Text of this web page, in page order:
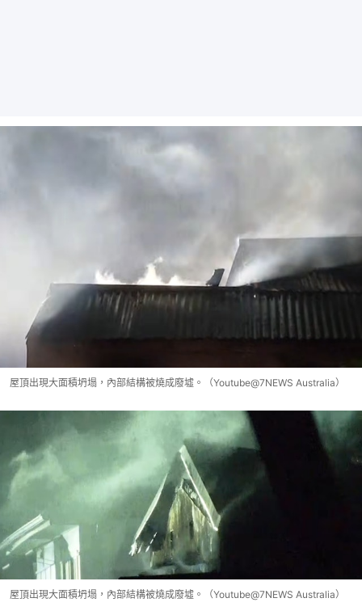
屋頂出現大面積坍塌，內部結構被燒成廢墟。（Youtube@7NEWS Australia）
屋頂出現大面積坍塌，內部結構被燒成廢墟。（Youtube@7NEWS Australia）